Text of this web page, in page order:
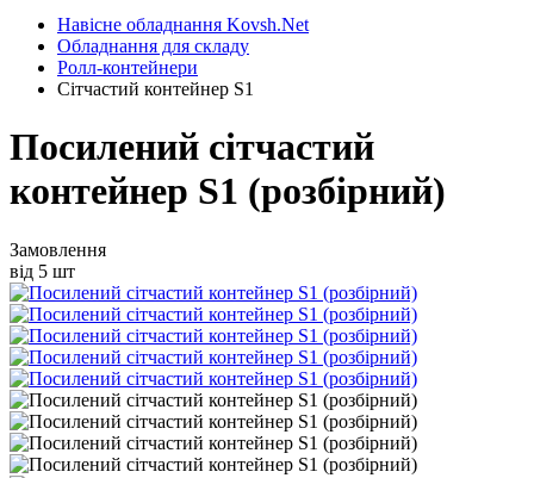
Навісне обладнання Kovsh.Net
Обладнання для складу
Ролл-контейнери
Сітчастий контейнер S1
Посилений сітчастий
контейнер S1 (розбірний)
Замовлення
від 5 шт